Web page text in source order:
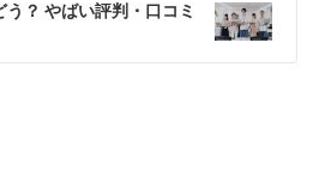
？ やばい評判・口コミ